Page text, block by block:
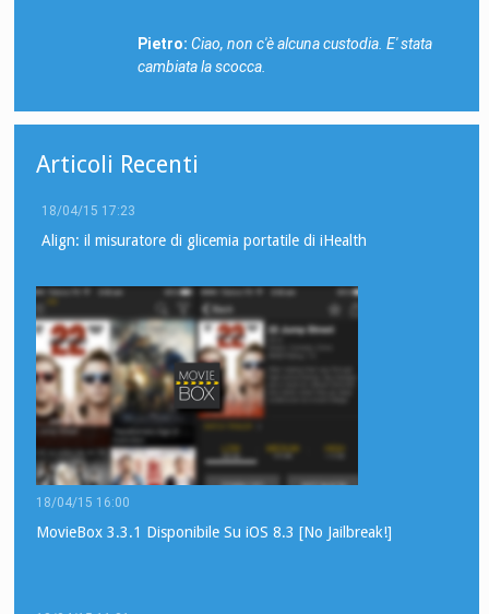
Pietro: Ciao, non c'è alcuna custodia. E' stata
cambiata la scocca.
Articoli Recenti
18/04/15 17:23
Align: il misuratore di glicemia portatile di iHealth
18/04/15 16:00
MovieBox 3.3.1 Disponibile Su iOS 8.3 [No Jailbreak!]